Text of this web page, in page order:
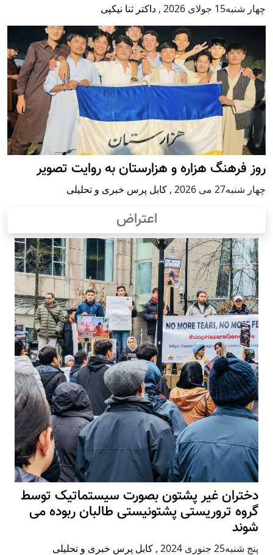
چهار شنبه15 جولای 2026 , داکتر ثنا نیکپی
روز فرهنگ هزاره و هزارستان به روایت تصویر
چهار شنبه27 می 2026 , کابل پرس خبری و تحلیلی
اعتراض
دختران غیر پشتون بصورت سیستماتیک توسط
گروه تروریستی پشتونیستی طالبان ربوده می
شوند
پنج شنبه25 جنوری 2024 , کابل پرس خبری و تحلیلی